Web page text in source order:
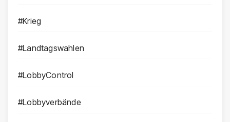
#Krieg
#Landtagswahlen
#LobbyControl
#Lobbyverbände